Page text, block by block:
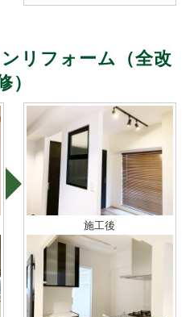
リフォーム（全改
）
施工後